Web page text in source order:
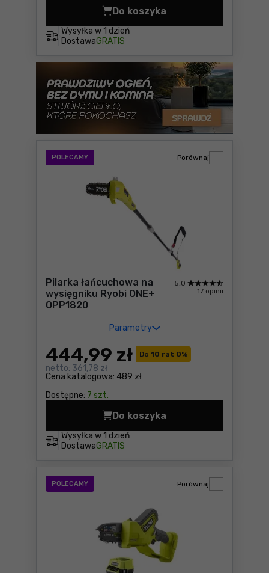
Wysyłka w 1 dzień
DostawaGRATIS
Do koszyka
Pilarka łańcuchowa Ryobi
POLECAMY
Pilarka łańcuchowa na
wysięgniku Ryobi ONE+
OPP1820
Parametry
5,0
17 opinii
Do 10 rat 0%
Cena katalogowa: 489 zł
444,99 zł
netto: 361,78 zł
Dostępne: 7 szt.
Porównaj
Wysyłka w 1 dzień
DostawaGRATIS
Do koszyka
Pilarka łańcuchowa na
POLECAMY Porównaj